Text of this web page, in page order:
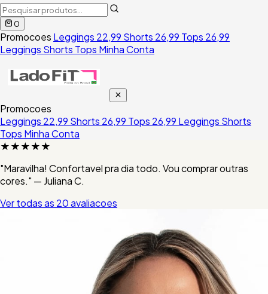
0
Promocoes Leggings 22,99 Shorts 26,99 Tops 26,99
Leggings Shorts Tops Minha Conta
Promocoes
Leggings 22,99 Shorts 26,99 Tops 26,99 Leggings Shorts
Tops Minha Conta
★★★★★
"Maravilha! Confortavel pra dia todo. Vou comprar outras
cores." — Juliana C.
Ver todas as 20 avaliacoes